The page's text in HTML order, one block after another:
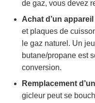
de gaz, vous devez
Achat d’un
et plaques de
le gaz naturel. Un
butane/propane est
conversion.
Remplacement
gicleur peut se